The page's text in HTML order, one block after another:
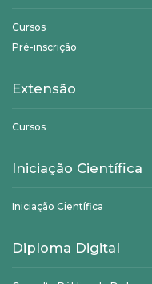
Cursos
Pré-inscrição
Extensão
Cursos
Iniciação Científica
Iniciação Científica
Diploma Digital